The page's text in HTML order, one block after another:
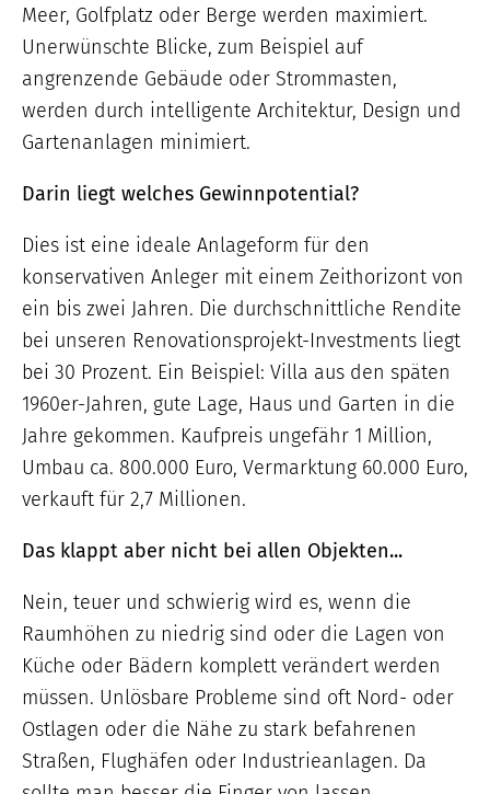
Meer, Golfplatz oder Berge werden maximiert.
Unerwünschte Blicke, zum Beispiel auf
angrenzende Gebäude oder Strommasten,
werden durch intelligente Architektur, Design und
Gartenanlagen minimiert.
Darin liegt welches Gewinnpotential?
Dies ist eine ideale Anlageform für den
konservativen Anleger mit einem Zeithorizont von
ein bis zwei Jahren. Die durchschnittliche Rendite
bei unseren Renovationsprojekt-Investments liegt
bei 30 Prozent. Ein Beispiel: Villa aus den späten
1960er-Jahren, gute Lage, Haus und Garten in die
Jahre gekommen. Kaufpreis ungefähr 1 Million,
Umbau ca. 800.000 Euro, Vermarktung 60.000 Euro,
verkauft für 2,7 Millionen.
Das klappt aber nicht bei allen Objekten...
Nein, teuer und schwierig wird es, wenn die
Raumhöhen zu niedrig sind oder die Lagen von
Küche oder Bädern komplett verändert werden
müssen. Unlösbare Probleme sind oft Nord- oder
Ostlagen oder die Nähe zu stark befahrenen
Straßen, Flughäfen oder Industrieanlagen. Da